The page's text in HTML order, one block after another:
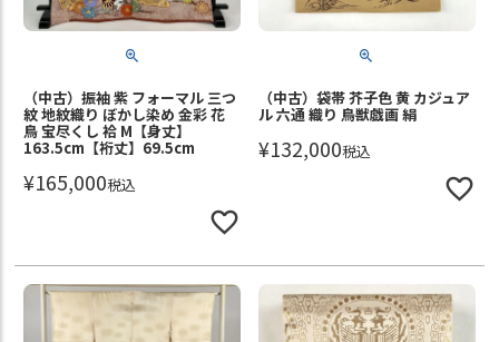
（中古）振袖 紫 フォーマル 三つ
紋 地紋織り ぼかし染め 金彩 花
鳥 宝尽くし 袷 M【身丈】
163.5cm【裄丈】69.5cm
¥165,000税込
（中古）袋帯 芥子色 黄 カジュア
ル 六通 織り 鳥獣戯画 絹
¥132,000税込